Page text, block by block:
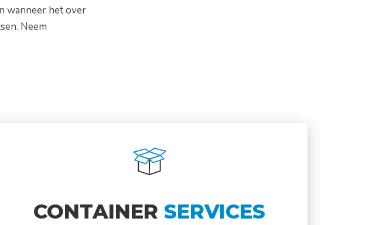
wanneer het over
Neem
CONTAINER SERVICES